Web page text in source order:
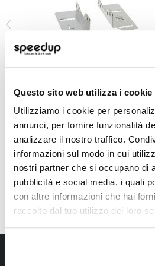
Questo sito web utilizza i cookie
Utilizziamo i cookie per
annunci, per fornire funzionalità
analizzare il nostro traffico.
informazioni sul modo in cui
nostri partner che si occupano di
pubblicità e social media, i quali
con altre informazioni che hai
raccolto dal tuo utilizzo dei loro
Prezzo
speciale
91,45 € -28%
Iscriviti alla